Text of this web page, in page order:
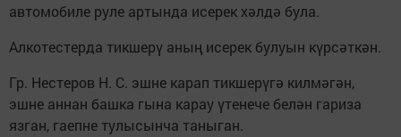
автомобиле руле артында исерек хәлдә була.
Алкотестерда тикшерү аның исерек булуын күрсәткән.
Гр. Нестеров Н. С. эшне карап тикшерүгә килмәгән,
эшне аннан башка гына карау үтенече белән гариза
язган, гаепне тулысынча таныган.